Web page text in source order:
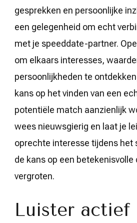
gesprekken en persoonlijke
een gelegenheid om echt
met je speeddate-partner.
om elkaars interesses,
persoonlijkheden te
kans op het vinden van een
potentiële match aanzienlijk
wees nieuwsgierig en laat je
oprechte interesse tijdens het
de kans op een
vergroten.
Luister actief